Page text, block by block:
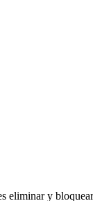
eliminar y